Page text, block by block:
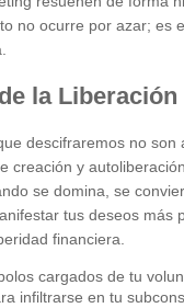
no ocurre por azar; es
la Liberación
descifraremos no son
creación y
se domina, se
tus deseos más
financiera.
cargados de tu
infiltrarse en tu